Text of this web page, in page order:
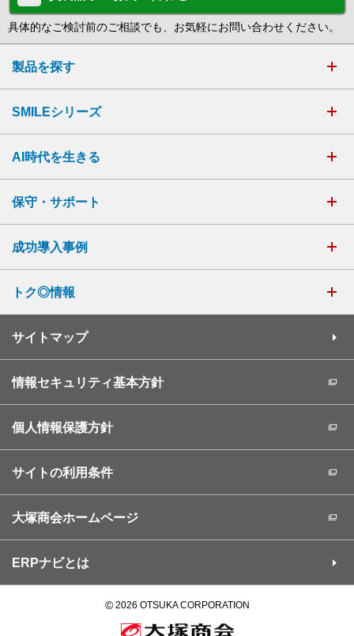
具体的なご検討前のご相談でも、お気軽にお問い合わせください。
製品を探す
SMILEシリーズ
AI時代を生きる
保守・サポート
成功導入事例
トク◎情報
サイトマップ
情報セキュリティ基本方針
個人情報保護方針
サイトの利用条件
大塚商会ホームページ
ERPナビとは
©2026 OTSUKA CORPORATION